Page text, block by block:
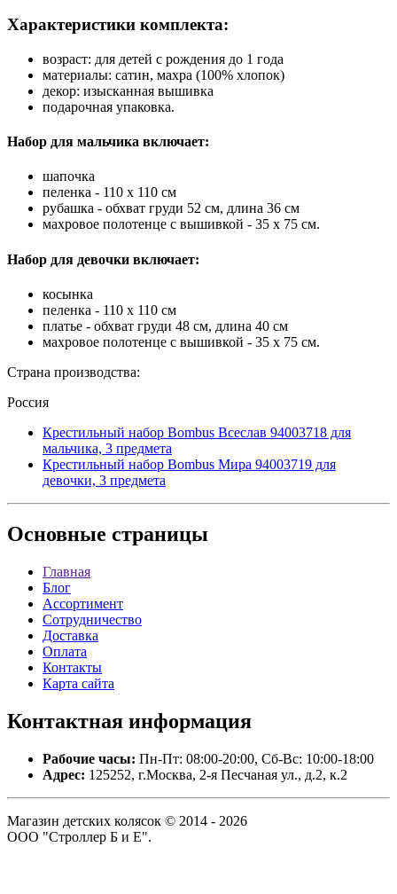
Характеристики комплекта:
возраст: для детей с рождения до 1 года
материалы: сатин, махра (100% хлопок)
декор: изысканная вышивка
подарочная упаковка.
Набор для мальчика включает:
шапочка
пеленка - 110 х 110 см
рубашка - обхват груди 52 см, длина 36 см
махровое полотенце с вышивкой - 35 х 75 см.
Набор для девочки включает:
косынка
пеленка - 110 х 110 см
платье - обхват груди 48 см, длина 40 см
махровое полотенце с вышивкой - 35 х 75 см.
Страна производства:
Россия
Крестильный набор Bombus Всеслав 94003718 для
мальчика, 3 предмета
Крестильный набор Bombus Мира 94003719 для
девочки, 3 предмета
Основные страницы
Главная
Блог
Ассортимент
Сотрудничество
Доставка
Оплата
Контакты
Карта сайта
Контактная информация
Рабочие часы: Пн-Пт: 08:00-20:00, Сб-Вс: 10:00-18:00
Адрес: 125252, г.Москва, 2-я Песчаная ул., д.2, к.2
Магазин детских колясок © 2014 - 2026
ООО "Строллер Б и Е".